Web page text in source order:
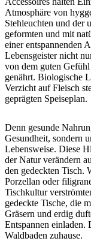
Atmosphäre von
Stehleuchten und der
geformten und mit
einer entspannenden
Lebensgeister nicht
von dem guten
genährt. Biologische
Verzicht auf Fleisch
geprägten Speiseplan.
Denn gesunde
Gesundheit, sondern
Lebensweise. Diese
der Natur verändern
den gedeckten Tisch.
Porzellan oder
Tischkultur
gedeckte Tische, die
Gräsern und erdig
Entspannen einladen.
Waldbaden zuhause.